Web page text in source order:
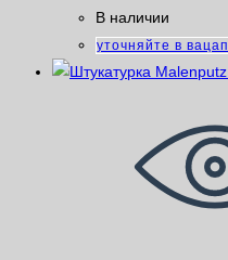
В наличии
уточняйте в вацап